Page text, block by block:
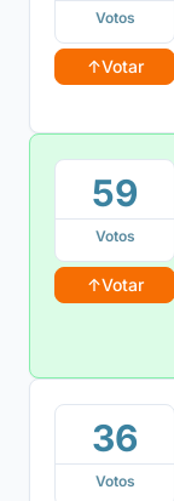
Votos
↑Votar
59
Votos
↑Votar
36
Votos